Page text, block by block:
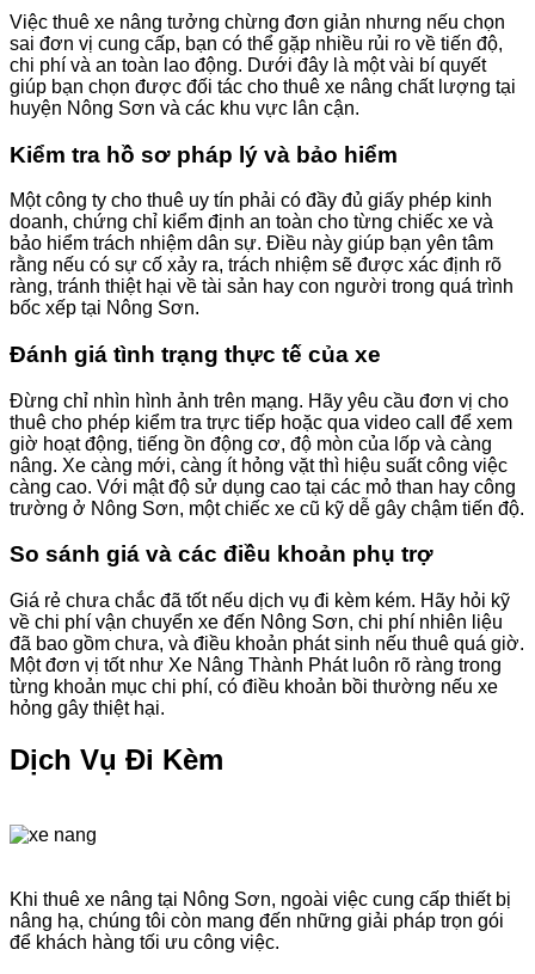
Việc thuê xe nâng tưởng chừng đơn giản nhưng nếu chọn
sai đơn vị cung cấp, bạn có thể gặp nhiều rủi ro về tiến độ,
chi phí và an toàn lao động. Dưới đây là một vài bí quyết
giúp bạn chọn được đối tác cho thuê xe nâng chất lượng tại
huyện Nông Sơn và các khu vực lân cận.
Kiểm tra hồ sơ pháp lý và bảo hiểm
Một công ty cho thuê uy tín phải có đầy đủ giấy phép kinh
doanh, chứng chỉ kiểm định an toàn cho từng chiếc xe và
bảo hiểm trách nhiệm dân sự. Điều này giúp bạn yên tâm
rằng nếu có sự cố xảy ra, trách nhiệm sẽ được xác định rõ
ràng, tránh thiệt hại về tài sản hay con người trong quá trình
bốc xếp tại Nông Sơn.
Đánh giá tình trạng thực tế của xe
Đừng chỉ nhìn hình ảnh trên mạng. Hãy yêu cầu đơn vị cho
thuê cho phép kiểm tra trực tiếp hoặc qua video call để xem
giờ hoạt động, tiếng ồn động cơ, độ mòn của lốp và càng
nâng. Xe càng mới, càng ít hỏng vặt thì hiệu suất công việc
càng cao. Với mật độ sử dụng cao tại các mỏ than hay công
trường ở Nông Sơn, một chiếc xe cũ kỹ dễ gây chậm tiến độ.
So sánh giá và các điều khoản phụ trợ
Giá rẻ chưa chắc đã tốt nếu dịch vụ đi kèm kém. Hãy hỏi kỹ
về chi phí vận chuyển xe đến Nông Sơn, chi phí nhiên liệu
đã bao gồm chưa, và điều khoản phát sinh nếu thuê quá giờ.
Một đơn vị tốt như Xe Nâng Thành Phát luôn rõ ràng trong
từng khoản mục chi phí, có điều khoản bồi thường nếu xe
hỏng gây thiệt hại.
Dịch Vụ Đi Kèm
Khi thuê xe nâng tại Nông Sơn, ngoài việc cung cấp thiết bị
nâng hạ, chúng tôi còn mang đến những giải pháp trọn gói
để khách hàng tối ưu công việc.